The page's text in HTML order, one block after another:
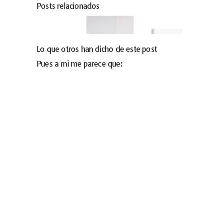
Posts relacionados
Lo que otros han dicho de este post
Pues a mi me parece que: